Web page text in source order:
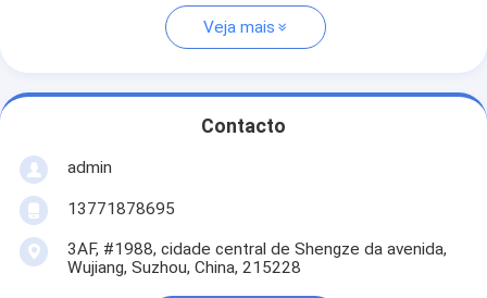
Veja mais
Contacto
admin
13771878695
3AF, #1988, cidade central de Shengze da avenida,
Wujiang, Suzhou, China, 215228